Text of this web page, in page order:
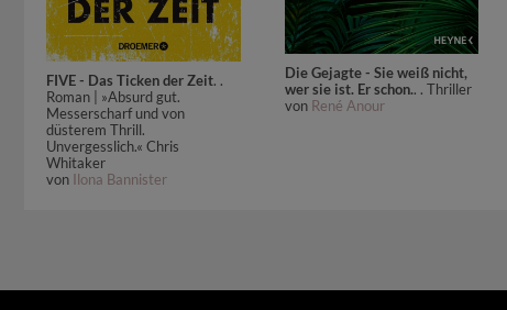
FIVE - Das Ticken der Zeit. .
Roman | »Absurd gut.
Messerscharf und von
düsterem Thrill.
Unvergesslich.« Chris
Whitaker
von Ilona Bannister
Die Gejagte - Sie weiß nicht,
wer sie ist. Er schon.. . Thriller
von René Anour